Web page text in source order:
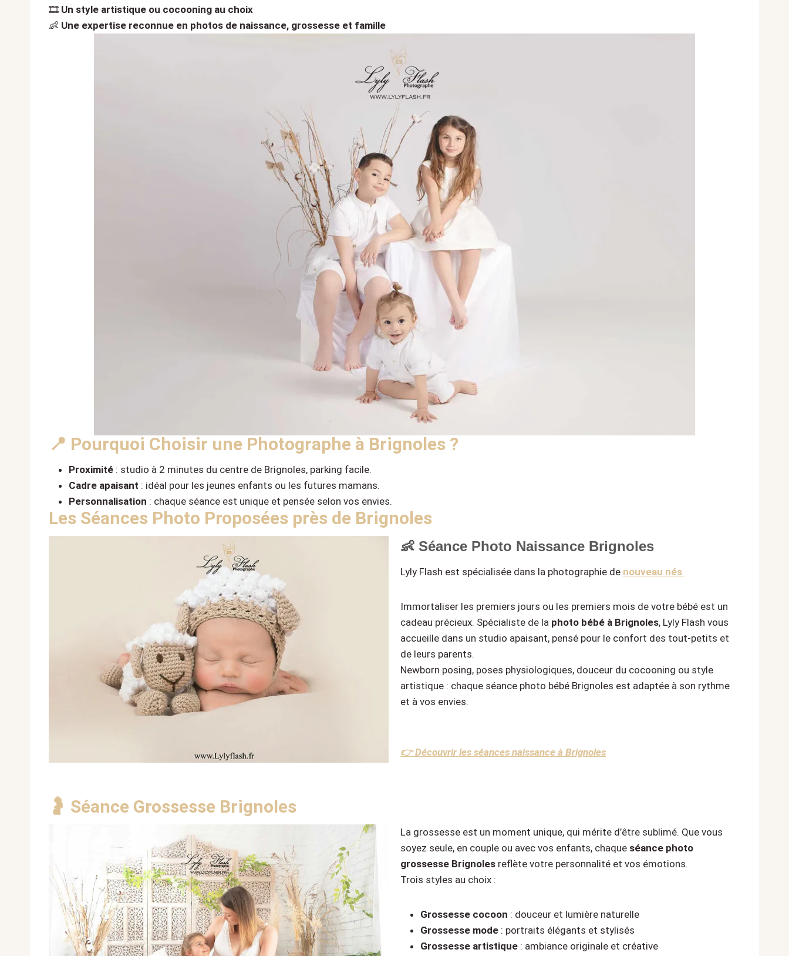
🎞️ Un style artistique ou cocooning au choix
👶 Une expertise reconnue en photos de naissance, grossesse et famille
📍 Pourquoi Choisir une Photographe à Brignoles ?
Proximité : studio à 2 minutes du centre de Brignoles, parking facile.
Cadre apaisant : idéal pour les jeunes enfants ou les futures mamans.
Personnalisation : chaque séance est unique et pensée selon vos envies.
Les Séances Photo Proposées près de Brignoles
👶 Séance Photo Naissance Brignoles
Lyly Flash est spécialisée dans la photographie de nouveau nés
Immortaliser les premiers jours ou les premiers mois de votre bébé est un
cadeau précieux. Spécialiste de la photo bébé à Brignoles, Lyly Flash vous
accueille dans un studio apaisant, pensé pour le confort des tout-petits et
de leurs parents.
Newborn posing, poses physiologiques, douceur du cocooning ou style
artistique : chaque séance photo bébé Brignoles est adaptée à son rythme
et à vos envies.
👉 Découvrir les séances naissance à Brignoles
🤰 Séance Grossesse Brignoles
La grossesse est un moment unique, qui mérite d’être sublimé. Que vous
soyez seule, en couple ou avec vos enfants, chaque séance photo
grossesse Brignoles reflète votre personnalité et vos émotions.
Trois styles au choix :
Grossesse cocoon : douceur et lumière naturelle
Grossesse mode : portraits élégants et stylisés
Grossesse artistique : ambiance originale et créative